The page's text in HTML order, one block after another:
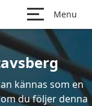
Menu
kännas som en
du följer denna